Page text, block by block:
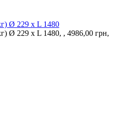
Ø 229 x L 1480
Ø 229 x L 1480, , 4986,00 грн,